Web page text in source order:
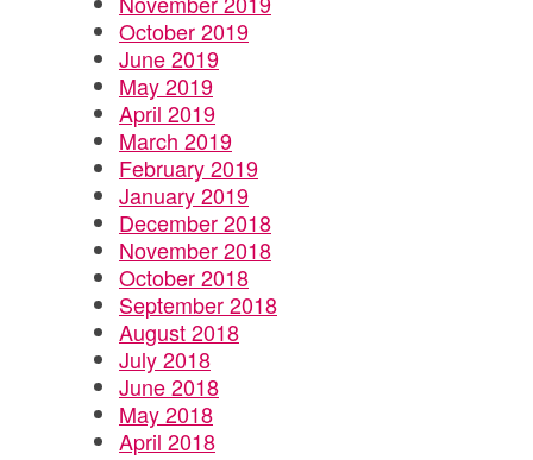
October 2019
June 2019
May 2019
April 2019
March 2019
February 2019
January 2019
December 2018
November 2018
October 2018
September 2018
August 2018
July 2018
June 2018
May 2018
April 2018